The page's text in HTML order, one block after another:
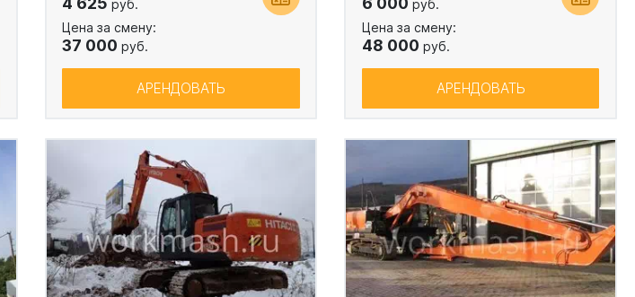
руб.
Цена за смену:
37 000 руб.
АРЕНДОВАТЬ
руб.
Цена за смену:
48 000 руб.
АРЕНДОВАТЬ